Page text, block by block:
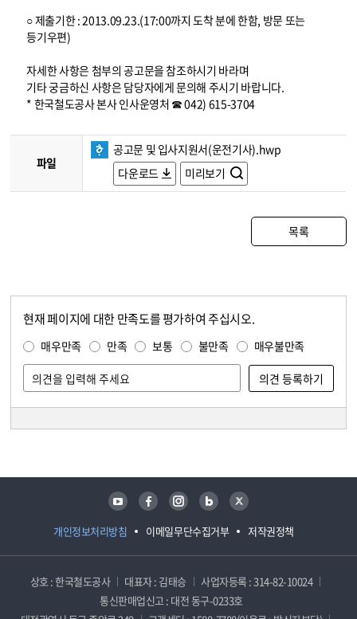
○ 제출기한 : 2013.09.23.(17:00까지 도착 분에 한함, 방문 또는
등기우편)
자세한 사항은 첨부의 공고문을 참조하시기 바라며
기타 궁금하신 사항은 담당자에게 문의해 주시기 바랍니다.
* 한국철도공사 본사 인사운영처 ☎ 042) 615-3704
파일
공고문 및 입사지원서(운전기사).hwp
다운로드
미리보기
목록
현재 페이지에 대한 만족도를 평가하여 주십시오.
매우만족 만족 보통 불만족 매우불만족
개인정보처리방침 이메일무단수집거부 저작권정책
유튜브 페이스북 인스타그램 블로그 트위터
상호 : 한국철도공사 대표자 : 김태승
사업자등록 : 314-82-10024
통신판매업신고 : 대전 동구-0233호